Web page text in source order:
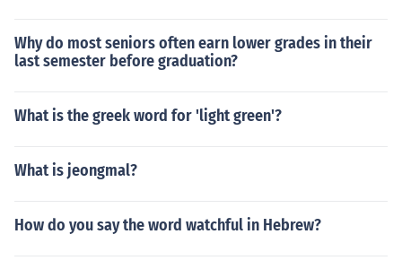
Why do most seniors often earn lower grades in their
last semester before graduation?
What is the greek word for 'light green'?
What is jeongmal?
How do you say the word watchful in Hebrew?